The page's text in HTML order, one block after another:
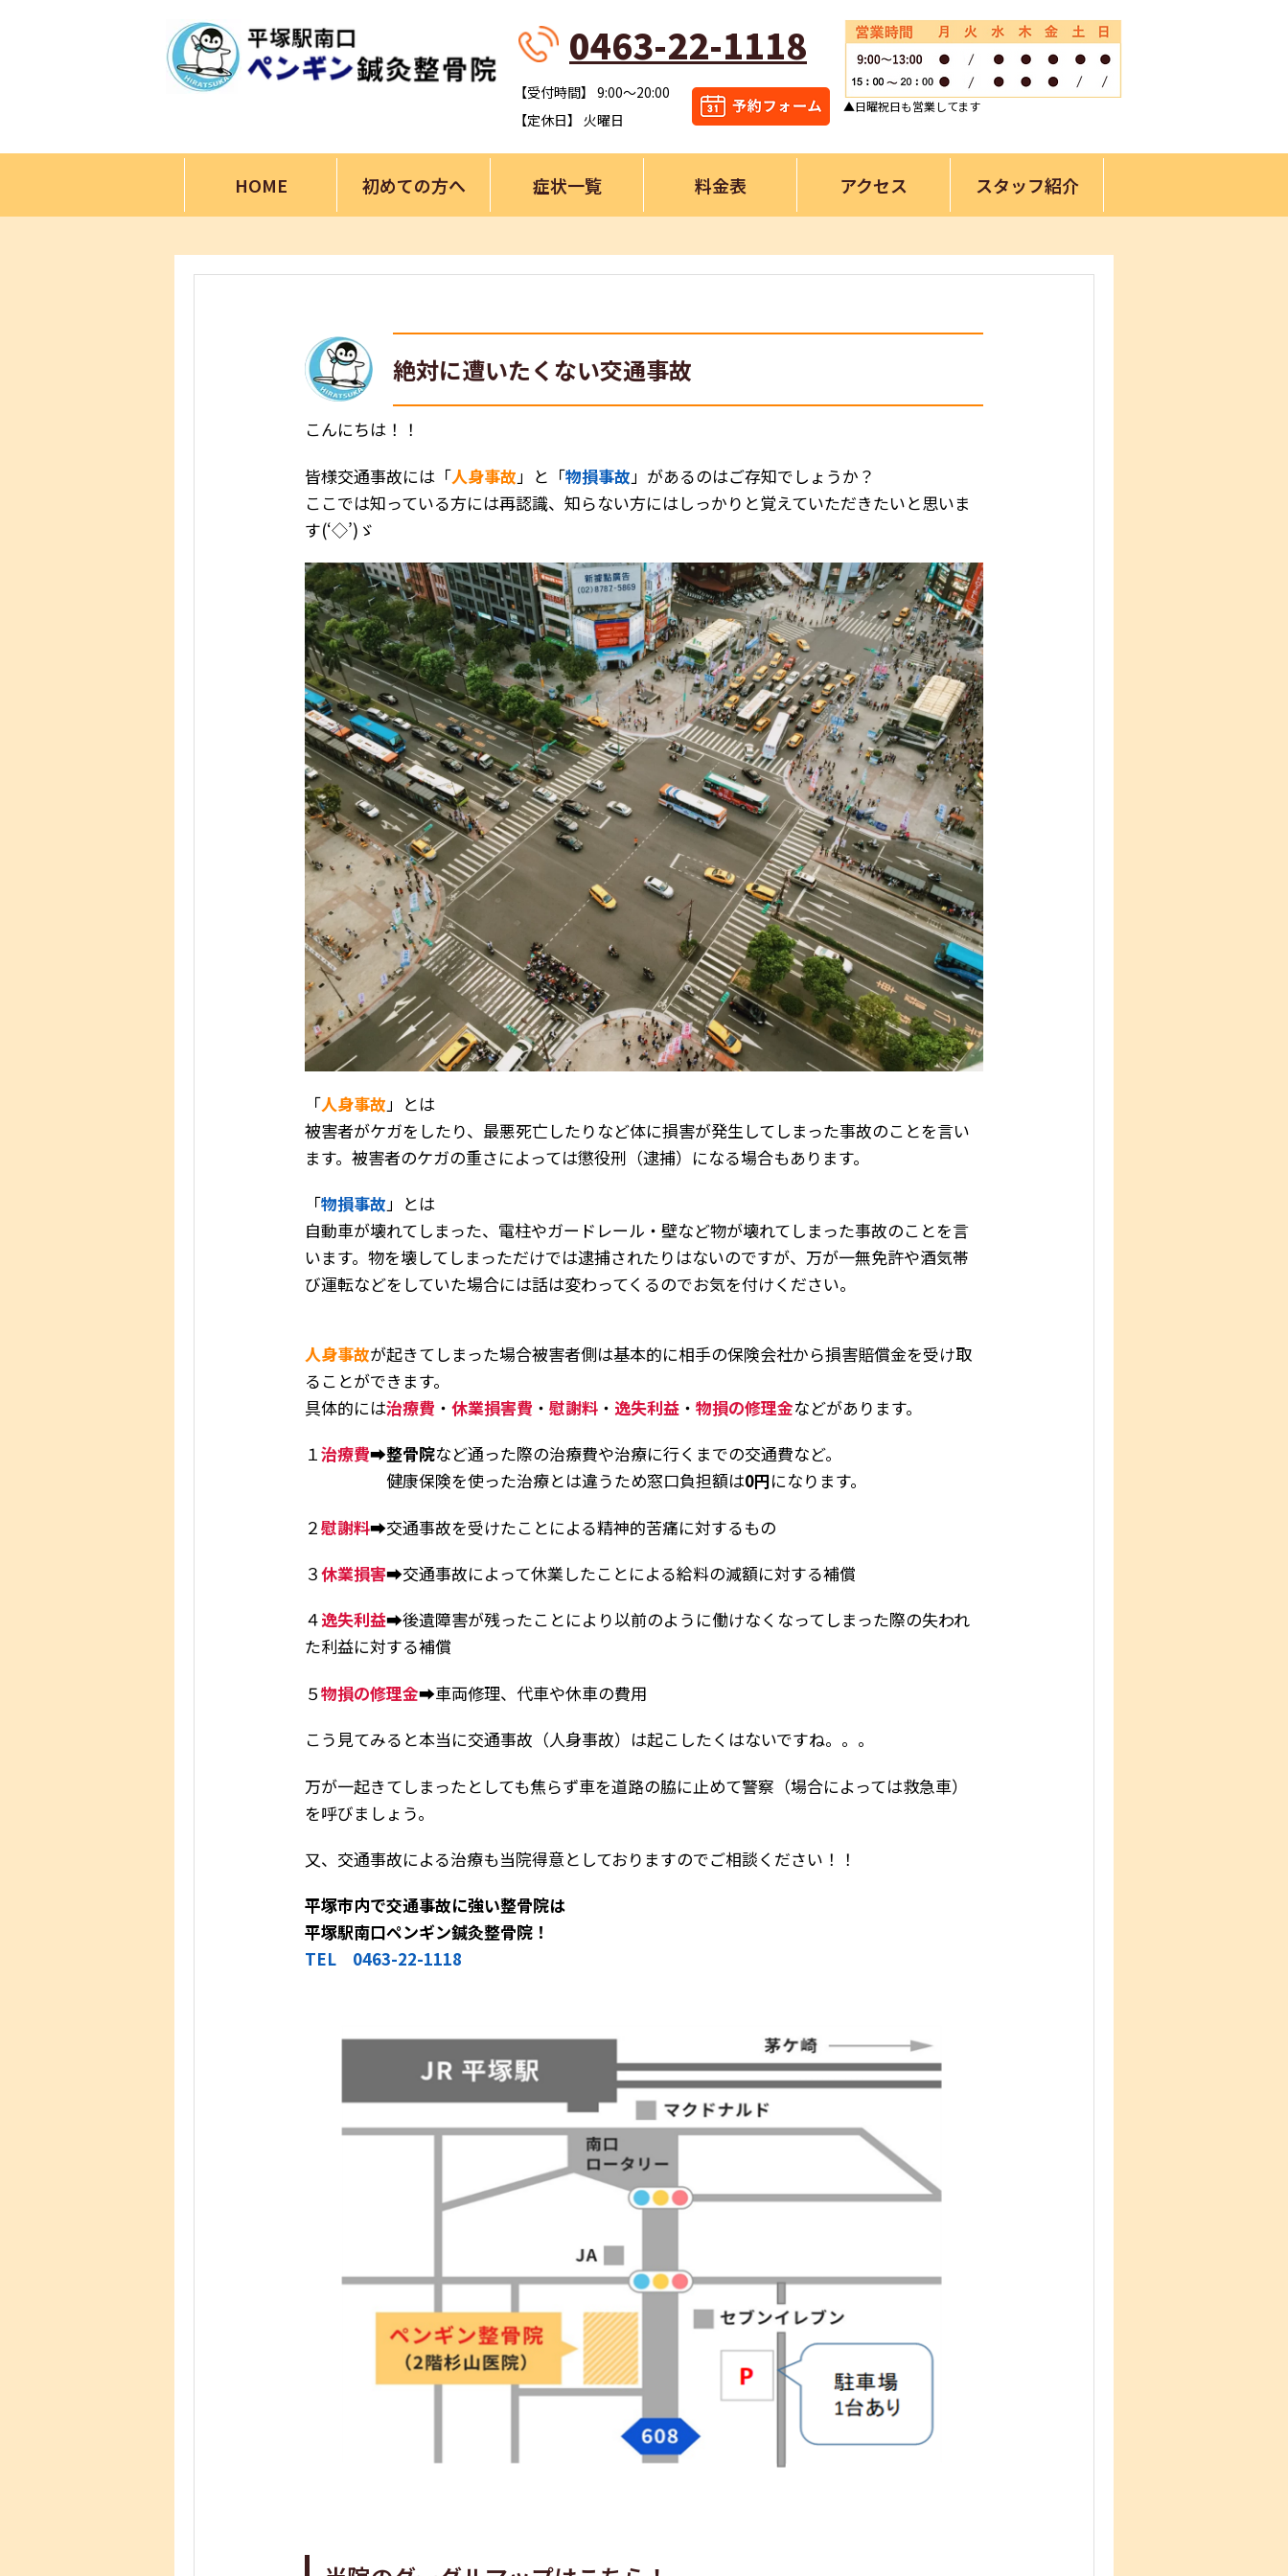
0463-22-1118
【受付時間】 9:00～20:00
【定休日】 火曜日
▲日曜祝日も営業してます
HOME 初めての方へ 症状一覧 料金表 アクセス スタッフ紹介
絶対に遭いたくない交通事故
こんにちは！！
皆様交通事故には「人身事故 」と「物損事故 」があるのはご存知でしょうか？
ここでは知っている方には再認識、知らない方にはしっかりと覚えていただきたいと思いま
す(‘◇’)ゞ
「人身事故」とは
被害者がケガをしたり、最悪死亡したりなど体に損害が発生してしまった事故のことを言い
ます。被害者のケガの重さによっては懲役刑（逮捕）になる場合もあります。
「物損事故」とは
自動車が壊れてしまった、電柱やガードレール・壁など物が壊れてしまった事故のことを言
います。物を壊してしまっただけでは逮捕されたりはないのですが、万が一無免許や酒気帯
び運転などをしていた場合には話は変わってくるのでお気を付けください。
人身事故が起きてしまった場合被害者側は基本的に相手の保険会社から損害賠償金を受け取
ることができます。
具体的には治療費 ・休業損害費 ・慰謝料 ・ 逸失利益 ・物損の修理金などがあります。
１治療費➡整骨院など通った際の治療費や治療に行くまでの交通費など。
健康保険を使った治療とは違うため窓口負担額は0円になります。
２慰謝料➡交通事故を受けたことによる精神的苦痛に対するもの
３休業損害➡交通事故によって休業したことによる給料の減額に対する補償
４逸失利益➡後遺障害が残ったことにより以前のように働けなくなってしまった際の失われ
た利益に対する補償
５物損の修理金➡車両修理、代車や休車の費用
こう見てみると本当に交通事故（人身事故）は起こしたくはないですね。。。
万が一起きてしまったとしても焦らず車を道路の脇に止めて警察（場合によっては救急車）
を呼びましょう。
又、交通事故による治療も当院得意としておりますのでご相談ください！！
平塚市内で交通事故に強い整骨院は
平塚駅南口ペンギン鍼灸整骨院！
TEL 0463-22-1118